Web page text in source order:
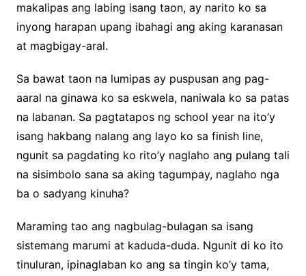
makalipas ang labing isang taon, ay narito ko sa
inyong harapan upang ibahagi ang aking karanasan
at magbigay-aral.
Sa bawat taon na lumipas ay puspusan ang pag-
aaral na ginawa ko sa eskwela, naniwala ko sa patas
na labanan. Sa pagtatapos ng school year na ito’y
isang hakbang nalang ang layo ko sa finish line,
ngunit sa pagdating ko rito’y naglaho ang pulang tali
na sisimbolo sana sa aking tagumpay, naglaho nga
ba o sadyang kinuha?
Maraming tao ang nagbulag-bulagan sa isang
sistemang marumi at kaduda-duda. Ngunit di ko ito
tinuluran, ipinaglaban ko ang sa tingin ko’y tama,